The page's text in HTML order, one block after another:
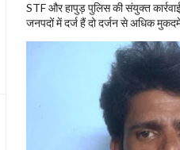
STF और हापुड़ पुलिस की संयुक्त
जनपदों में दर्ज हैं दो दर्जन से अधिक